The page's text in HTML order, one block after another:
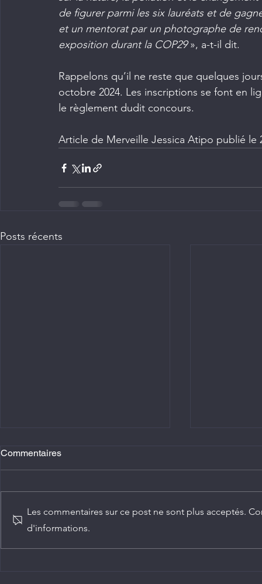
de figurer parmi les six lauréats et de
et un mentorat par un photographe de
exposition durant la COP29 », a-t-il dit.
Rappelons qu’il ne reste que quelques
octobre 2024. Les inscriptions se font en
le règlement dudit concours.
Article de Merveille Jessica Atipo publié le
Posts récents
Commentaires
Les commentaires sur ce post ne sont plus acceptés.
d'informations.